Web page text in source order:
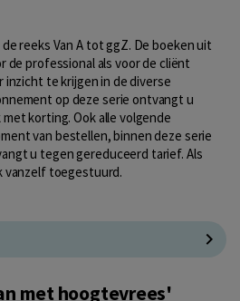
reeks Van A tot ggZ. De boeken uit
de professional als voor de cliënt
inzicht te krijgen in de diverse
op deze serie ontvangt u
korting. Ook alle volgende
van bestellen, binnen deze serie
u tegen gereduceerd tarief. Als
vanzelf toegestuurd.
met hoogtevrees'